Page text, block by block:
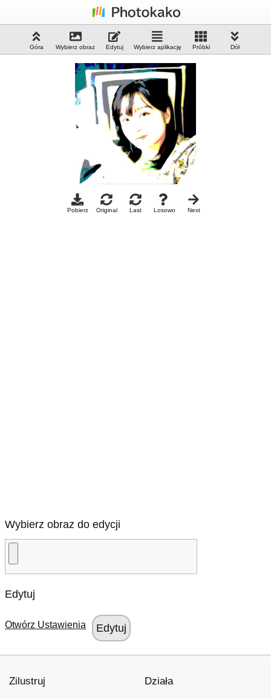
Góra Wybierz obraz Edytuj Wybierz aplikację Próbki Dół
Pobierz Original Last Losowo Next
Wybierz obraz do edycji
Edytuj
Otwórz Ustawienia
Zilustruj Działa